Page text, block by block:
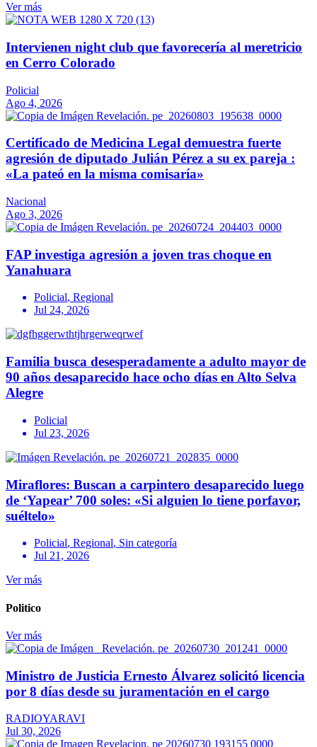
Ver más
Intervienen night club que favorecería al meretricio
en Cerro Colorado
Policial
Ago 4, 2026
Certificado de Medicina Legal demuestra fuerte
agresión de diputado Julián Pérez a su ex pareja :
«La pateó en la misma comisaría»
Nacional
Ago 3, 2026
FAP investiga agresión a joven tras choque en
Yanahuara
Policial, Regional
Jul 24, 2026
Familia busca desesperadamente a adulto mayor de
90 años desaparecido hace ocho días en Alto Selva
Alegre
Policial
Jul 23, 2026
Miraflores: Buscan a carpintero desaparecido luego
de ‘Yapear’ 700 soles: «Si alguien lo tiene porfavor,
suéltelo»
Policial, Regional, Sin categoría
Jul 21, 2026
Ver más
Politico
Ver más
Ministro de Justicia Ernesto Álvarez solicitó licencia
por 8 días desde su juramentación en el cargo
RADIOYARAVI
Jul 30, 2026